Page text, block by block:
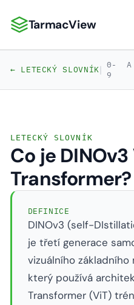
TarmacView: Precizní
TarmacView
← LETECKÝ SLOVNÍK| 0-
9
A
LETECKÝ SLOVNÍK
Co je
Transformer?
DEFINICE
DINOv3 (self-
je třetí generace
vizuálního základního
který používá
Transformer (ViT)